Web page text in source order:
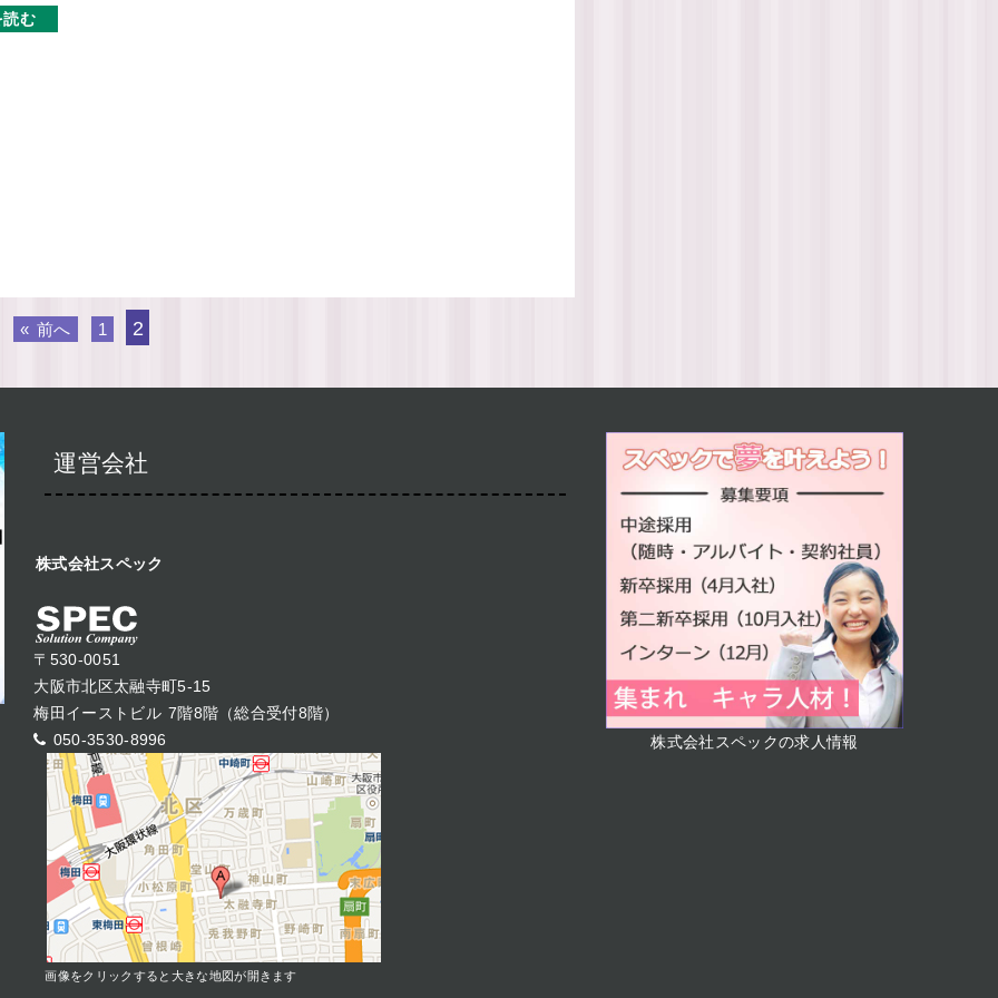
読む
« 前へ 1 2
運営会社
株式会社スペック
〒530-0051
大阪市北区太融寺町5-15
梅田イーストビル 7階8階（総合受付8階）
050-3530-8996
画像をクリックすると大きな地図が開きます
株式会社スペックの求人情報